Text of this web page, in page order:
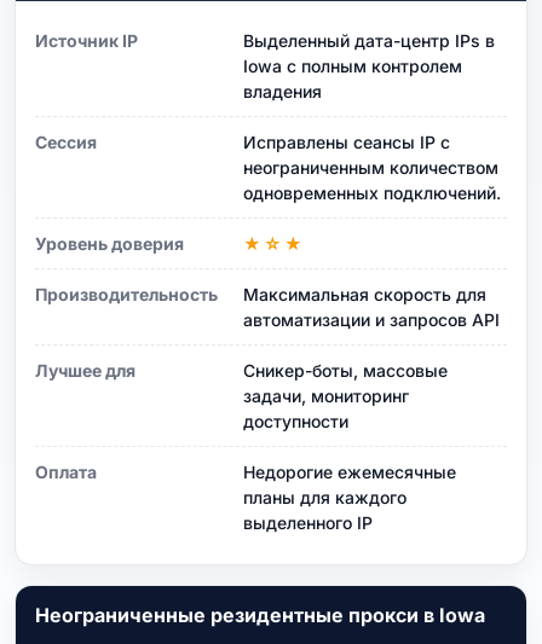
Источник IP
Выделенный дата-центр IPs в
Iowa с полным контролем
владения
Сессия
Исправлены сеансы IP с
неограниченным количеством
одновременных подключений.
Уровень доверия ★☆★
Производительность
Максимальная скорость для
автоматизации и запросов API
Лучшее для
Сникер-боты, массовые
задачи, мониторинг
доступности
Оплата
Недорогие ежемесячные
планы для каждого
выделенного IP
Неограниченные резидентные прокси в Iowa